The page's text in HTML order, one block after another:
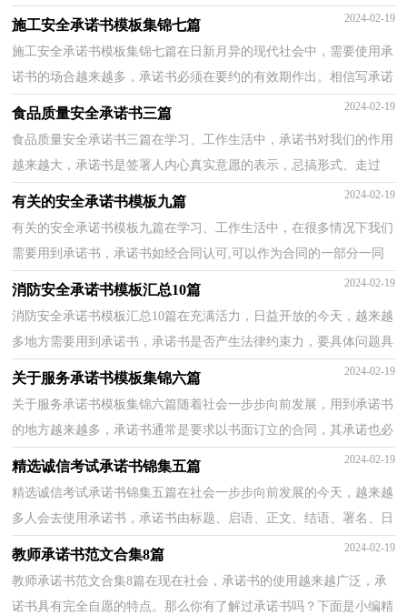
书才能避免踩雷呢？下面是小编整理的幼儿教师承诺书7...
施工安全承诺书模板集锦七篇 2024-02-19
施工安全承诺书模板集锦七篇在日新月异的现代社会中，需要使用承
诺书的场合越来越多，承诺书必须在要约的有效期作出。相信写承诺
书是一个让许多人都头痛的问题，下面是小编整理的...
食品质量安全承诺书三篇 2024-02-19
食品质量安全承诺书三篇在学习、工作生活中，承诺书对我们的作用
越来越大，承诺书是签署人内心真实意愿的表示，忌搞形式、走过
场，忌出于无奈。你所见过的承诺书是什么样的呢？以下是...
有关的安全承诺书模板九篇 2024-02-19
有关的安全承诺书模板九篇在学习、工作生活中，在很多情况下我们
需要用到承诺书，承诺书如经合同认可,可以作为合同的一部分一同
履行。那么，怎么去写承诺书呢？以下是小编帮大家整...
消防安全承诺书模板汇总10篇 2024-02-19
消防安全承诺书模板汇总10篇在充满活力，日益开放的今天，越来越
多地方需要用到承诺书，承诺书是否产生法律约束力，要具体问题具
体分析。那么问题来了，到底应如何写一份恰当的承诺书...
关于服务承诺书模板集锦六篇 2024-02-19
关于服务承诺书模板集锦六篇随着社会一步步向前发展，用到承诺书
的地方越来越多，承诺书通常是要求以书面订立的合同，其承诺也必
须采取书面形式。那么一般承诺书是怎么写的呢？以下...
精选诚信考试承诺书锦集五篇 2024-02-19
精选诚信考试承诺书锦集五篇在社会一步步向前发展的今天，越来越
多人会去使用承诺书，承诺书由标题、启语、正文、结语、署名、日
期六部分组成。你所见过的承诺书是什么样的呢？下...
教师承诺书范文合集8篇 2024-02-19
教师承诺书范文合集8篇在现在社会，承诺书的使用越来越广泛，承
诺书具有完全自愿的特点。那么你有了解过承诺书吗？下面是小编精